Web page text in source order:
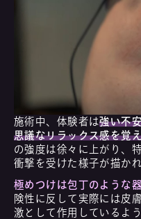
施術中、体験者は強い不
思議なリラックス感を覚
の強度は徐々に上がり、
衝撃を受けた様子が描か
極めつけは包丁のような
険性に反して実際には皮
激として作用しているよ